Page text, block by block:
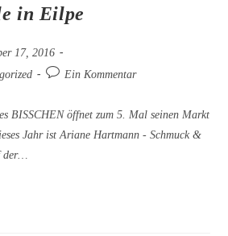
in Eilpe
17, 2016
Beitrags-Ein Kommentar
BISSCHEN öffnet zum 5. Mal seinen Markt
Jahr ist Ariane Hartmann - Schmuck &